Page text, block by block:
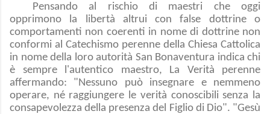
Pensando al rischio di maestri che oggi
opprimono la libertà altrui con false dottrine o
comportamenti non coerenti in nome di dottrine non
conformi al Catechismo perenne della Chiesa Cattolica
in nome della loro autorità San Bonaventura indica chi
è sempre l'autentico maestro, La Verità perenne
affermando: "Nessuno può insegnare e nemmeno
operare, né raggiungere le verità conoscibili senza la
consapevolezza della presenza del Figlio di Dio". "Gesù